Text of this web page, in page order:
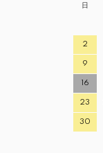
日
2
9
16
23
30